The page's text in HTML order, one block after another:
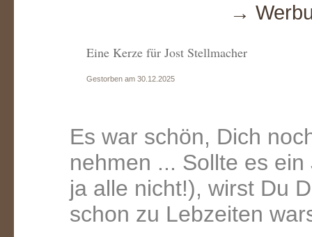
→
Eine Kerze für Jost Stellmacher
Gestorben am 30.12.2025
Es war schön, Dich
nehmen ... Sollte es
ja alle nicht!), wirst Du
schon zu Lebzeiten